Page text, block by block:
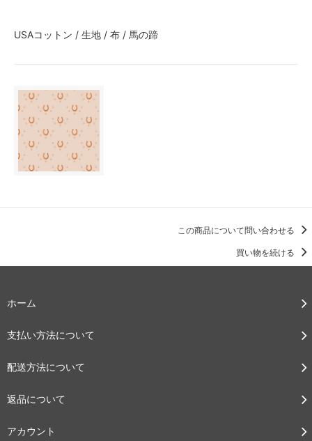
USAコットン / 生地 / 布 / 馬の蹄
この商品について問い合わせる
買い物を続ける
ホーム
支払い方法について
配送方法について
返品について
アカウント